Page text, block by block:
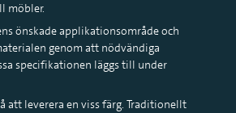
möbler.
önskade applikationsområde och
genom att nödvändiga
specifikationen läggs till under
att leverera en viss färg. Traditionellt